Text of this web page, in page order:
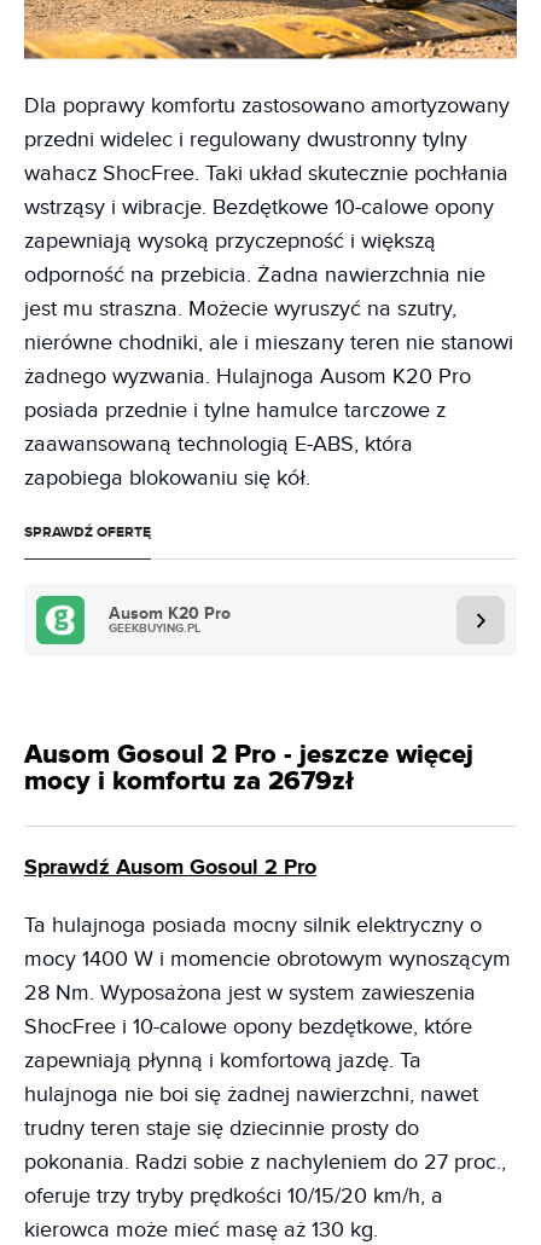
Dla poprawy komfortu zastosowano amortyzowany
przedni widelec i regulowany dwustronny tylny
wahacz ShocFree. Taki układ skutecznie pochłania
wstrząsy i wibracje. Bezdętkowe 10-calowe opony
zapewniają wysoką przyczepność i większą
odporność na przebicia. Żadna nawierzchnia nie
jest mu straszna. Możecie wyruszyć na szutry,
nierówne chodniki, ale i mieszany teren nie stanowi
żadnego wyzwania. Hulajnoga Ausom K20 Pro
posiada przednie i tylne hamulce tarczowe z
zaawansowaną technologią E-ABS, która
zapobiega blokowaniu się kół.
SPRAWDŹ OFERTĘ
Ausom K20 Pro
GEEKBUYING.PL
Ausom Gosoul 2 Pro - jeszcze więcej
mocy i komfortu za 2679zł
Sprawdź Ausom Gosoul 2 Pro
Ta hulajnoga posiada mocny silnik elektryczny o
mocy 1400 W i momencie obrotowym wynoszącym
28 Nm. Wyposażona jest w system zawieszenia
ShocFree i 10-calowe opony bezdętkowe, które
zapewniają płynną i komfortową jazdę. Ta
hulajnoga nie boi się żadnej nawierzchni, nawet
trudny teren staje się dziecinnie prosty do
pokonania. Radzi sobie z nachyleniem do 27 proc.,
oferuje trzy tryby prędkości 10/15/20 km/h, a
kierowca może mieć masę aż 130 kg.